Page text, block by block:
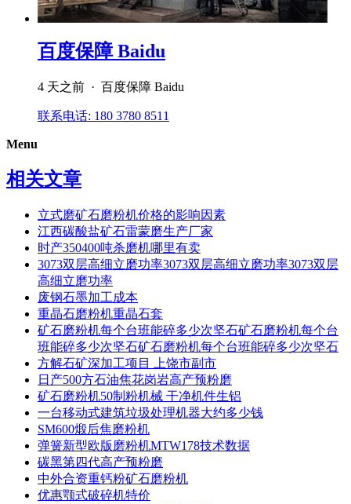
百度保障 Baidu
4 天之前 · 百度保障 Baidu
联系电话: 180 3780 8511
Menu
相关文章
立式磨矿石磨粉机价格的影响因素
江西碳酸盐矿石雷蒙磨生产厂家
时产350400吨杀磨机哪里有卖
3073双层高细立磨功率3073双层高细立磨功率3073双层
高细立磨功率
废钢石墨加工成本
重晶石磨粉机重晶石套
矿石磨粉机每个台班能碎多少次坚石矿石磨粉机每个台
班能碎多少次坚石矿石磨粉机每个台班能碎多少次坚石
方解石矿深加工项目 上饶市副市
日产500方石油焦花岗岩高产预粉磨
矿石磨粉机50制粉机械 干净机件生铝
一台移动式建筑垃圾处理机器大约多少钱
SM600煅后焦磨粉机
弹簧新型欧版磨粉机MTW178技术数据
碳黑第四代高产预粉磨
中外合资重钙粉矿石磨粉机
优惠颚式破碎机特价